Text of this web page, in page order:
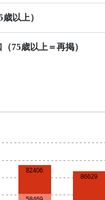
以上）
75歳以上＝再掲）
82406
86629